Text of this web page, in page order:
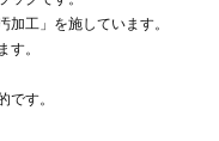
工」を施しています。
す。
です。